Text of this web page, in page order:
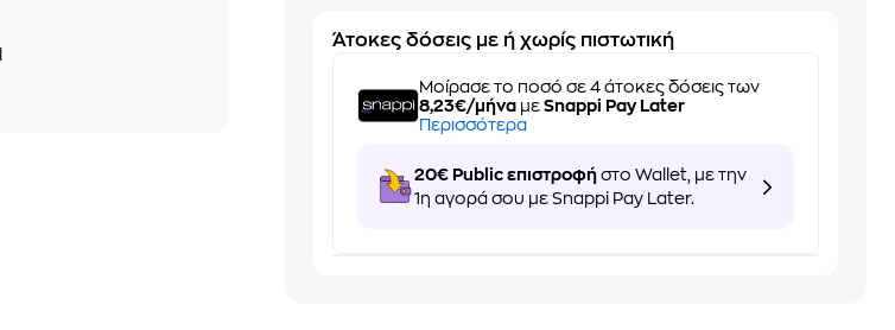
Άτοκες δόσεις με ή χωρίς πιστωτική
Μοίρασε το ποσό σε 4 άτοκες δόσεις των
8,23€/μήνα μεSnappi Pay Later
Περισσότερα
20€ Public επιστροφή στο Wallet, με την
1η αγορά σου με Snappi Pay Later.